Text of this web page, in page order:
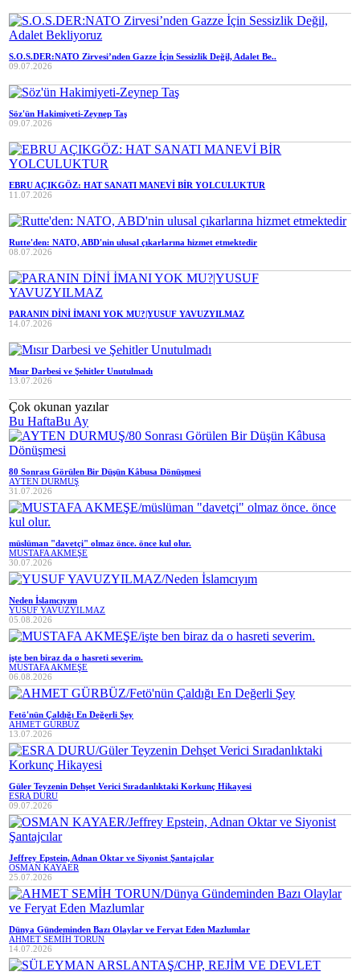
S.O.S.DER:NATO Zirvesi’nden Gazze İçin Sessizlik Değil, Adalet Be..
09.07.2026
Söz'ün Hakimiyeti-Zeynep Taş
09.07.2026
EBRU AÇIKGÖZ: HAT SANATI MANEVİ BİR YOLCULUKTUR
11.07.2026
Rutte'den: NATO, ABD'nin ulusal çıkarlarına hizmet etmektedir
08.07.2026
PARANIN DİNİ İMANI YOK MU?|YUSUF YAVUZYILMAZ
14.07.2026
Mısır Darbesi ve Şehitler Unutulmadı
13.07.2026
Çok okunan yazılar
Bu HaftaBu Ay
80 Sonrası Görülen Bir Düşün Kâbusa Dönüşmesi
AYTEN DURMUŞ
31.07.2026
müslüman "davetçi" olmaz önce. önce kul olur.
MUSTAFA AKMEŞE
30.07.2026
Neden İslamcıyım
YUSUF YAVUZYILMAZ
05.08.2026
işte ben biraz da o hasreti severim.
MUSTAFA AKMEŞE
06.08.2026
Fetö'nün Çaldığı En Değerli Şey
AHMET GÜRBÜZ
13.07.2026
Güler Teyzenin Dehşet Verici Sıradanlıktaki Korkunç Hikayesi
ESRA DURU
09.07.2026
Jeffrey Epstein, Adnan Oktar ve Siyonist Şantajcılar
OSMAN KAYAER
25.07.2026
Dünya Gündeminden Bazı Olaylar ve Feryat Eden Mazlumlar
AHMET SEMİH TORUN
14.07.2026